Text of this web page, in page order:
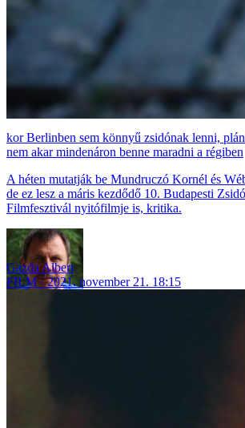
Berlinben sem könnyű zsidónak lenni,
nem akar mindenáron benne maradni a régiben
A héten mutatják be Mundruczó Kornél és
de ez lesz a máris kezdődő 10. Budapesti
Filmfesztivál nyitófilmje is, kritika.
Gazda Albert
FILM
2021. november 21. 18:15